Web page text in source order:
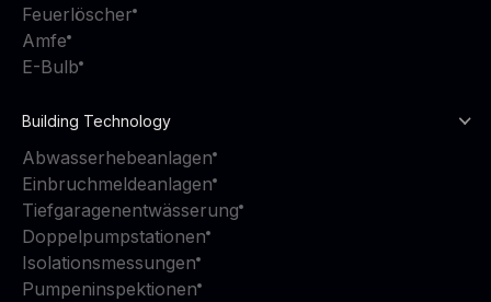
Feuerlöscher
Amfe
E-Bulb
Building Technology
Abwasserhebeanlagen
Einbruchmeldeanlagen
Tiefgaragenentwässerung
Doppelpumpstationen
Isolationsmessungen
Pumpeninspektionen